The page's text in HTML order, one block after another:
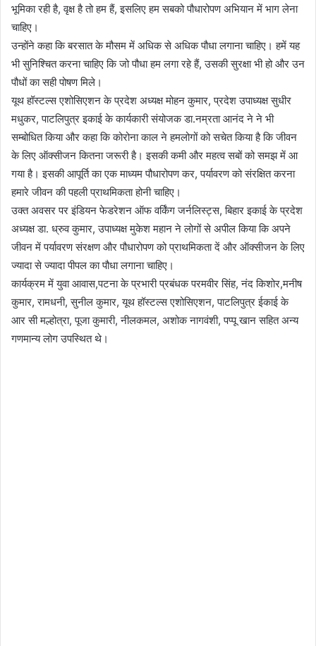
भूमिका रही है, वृक्ष है तो हम हैं, इसलिए हम सबको पौधारोपण अभियान में भाग लेना
चाहिए।
उन्होंने कहा कि बरसात के मौसम में अधिक से अधिक पौधा लगाना चाहिए। हमें यह
भी सुनिश्चित करना चाहिए कि जो पौधा हम लगा रहे हैं, उसकी सुरक्षा भी हो और उन
पौधों का सही पोषण मिले।
यूथ हॉस्टल्स एशोसिएशन के प्रदेश अध्यक्ष मोहन कुमार, प्रदेश उपाध्यक्ष सुधीर
मधुकर, पाटलिपुत्र इकाई के कार्यकारी संयोजक डा.नम्रता आनंद ने ने भी
सम्बोधित किया और कहा कि कोरोना काल ने हमलोगों को सचेत किया है कि जीवन
के लिए ऑक्सीजन कितना जरूरी है। इसकी कमी और महत्व सबों को समझ में आ
गया है। इसकी आपूर्ति का एक माध्यम पौधारोपण कर, पर्यावरण को संरक्षित करना
हमारे जीवन की पहली प्राथमिकता होनी चाहिए।
उक्त अवसर पर इंडियन फेडरेशन ऑफ वर्किंग जर्नलिस्ट्स, बिहार इकाई के प्रदेश
अध्यक्ष डा. ध्रुव कुमार, उपाध्यक्ष मुकेश महान ने लोगों से अपील किया कि अपने
जीवन में पर्यावरण संरक्षण और पौधारोपण को प्राथमिकता दें और ऑक्सीजन के लिए
ज्यादा से ज्यादा पीपल का पौधा लगाना चाहिए।
कार्यक्रम में युवा आवास,पटना के प्रभारी प्रबंधक परमवीर सिंह, नंद किशोर,मनीष
कुमार, रामधनी, सुनील कुमार, यूथ हॉस्टल्स एशोसिएशन, पाटलिपुत्र ईकाई के
आर सी मल्होत्रा, पूजा कुमारी, नीलकमल, अशोक नागवंशी, पप्पू खान सहित अन्य
गणमान्य लोग उपस्थित थे।